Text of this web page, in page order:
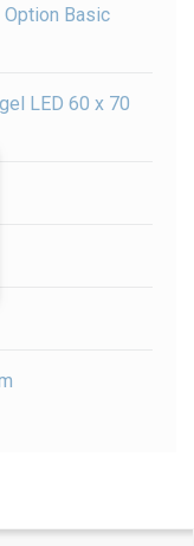
Basic
LED 60 x 70